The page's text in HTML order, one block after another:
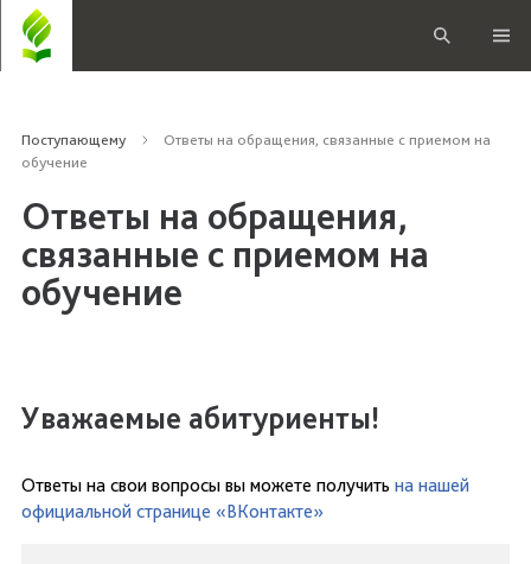
Поступающему
Ответы на обращения, связанные с приемом на
обучение
Ответы на обращения,
связанные с приемом на
обучение
Уважаемые абитуриенты!
Ответы на свои вопросы вы можете получить на нашей
официальной странице «ВКонтакте»